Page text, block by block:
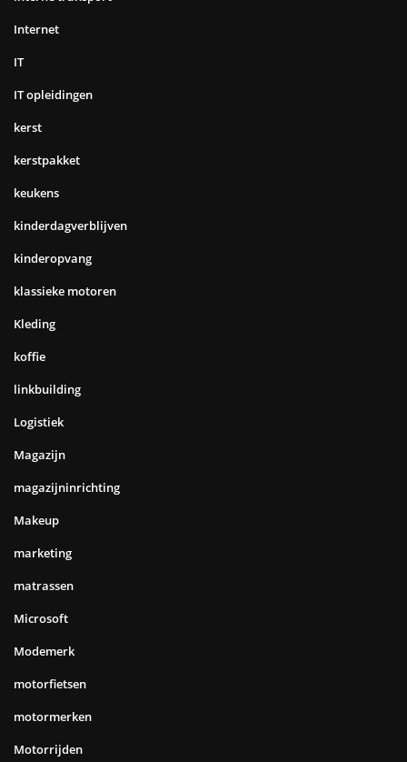
Internet
IT
IT opleidingen
kerst
kerstpakket
keukens
kinderdagverblijven
kinderopvang
klassieke motoren
Kleding
koffie
linkbuilding
Logistiek
Magazijn
magazijninrichting
Makeup
marketing
matrassen
Microsoft
Modemerk
motorfietsen
motormerken
Motorrijden